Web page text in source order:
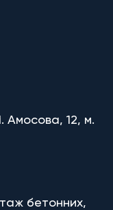
Амосова, 12, м.
бетонних,